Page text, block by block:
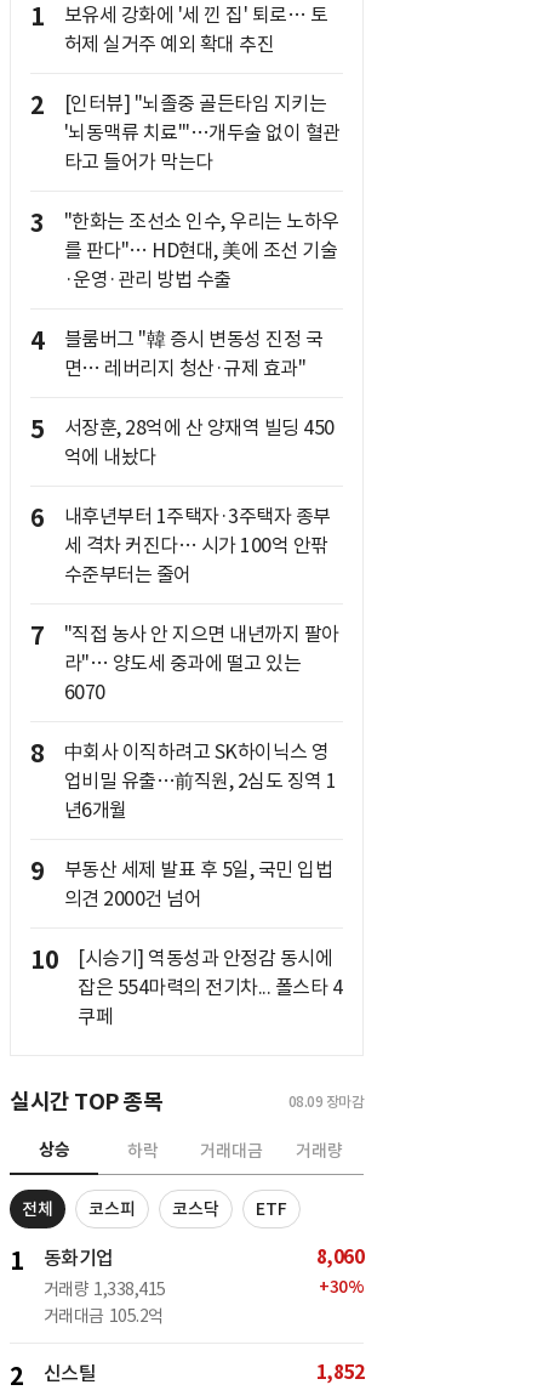
1
보유세 강화에 '세 낀 집' 퇴로… 토
허제 실거주 예외 확대 추진
2
[인터뷰] "뇌졸중 골든타임 지키는
'뇌동맥류 치료'"…개두술 없이 혈관
타고 들어가 막는다
3
"한화는 조선소 인수, 우리는 노하우
를 판다"… HD현대, 美에 조선 기술
·운영·관리 방법 수출
4
블룸버그 "韓 증시 변동성 진정 국
면… 레버리지 청산·규제 효과"
5
서장훈, 28억에 산 양재역 빌딩 450
억에 내놨다
6
내후년부터 1주택자·3주택자 종부
세 격차 커진다… 시가 100억 안팎
수준부터는 줄어
7
"직접 농사 안 지으면 내년까지 팔아
라"… 양도세 중과에 떨고 있는
6070
8
中회사 이직하려고 SK하이닉스 영
업비밀 유출…前직원, 2심도 징역 1
년6개월
9
부동산 세제 발표 후 5일, 국민 입법
의견 2000건 넘어
10
[시승기] 역동성과 안정감 동시에
잡은 554마력의 전기차... 폴스타 4
쿠페
실시간 TOP 종목 08.09 장마감
상승 하락 거래대금 거래량
전체 코스피 코스닥 ETF
1 동화기업
거래량 1,338,415
거래대금 105.2억
8,060
+30%
2 신스틸 1,852